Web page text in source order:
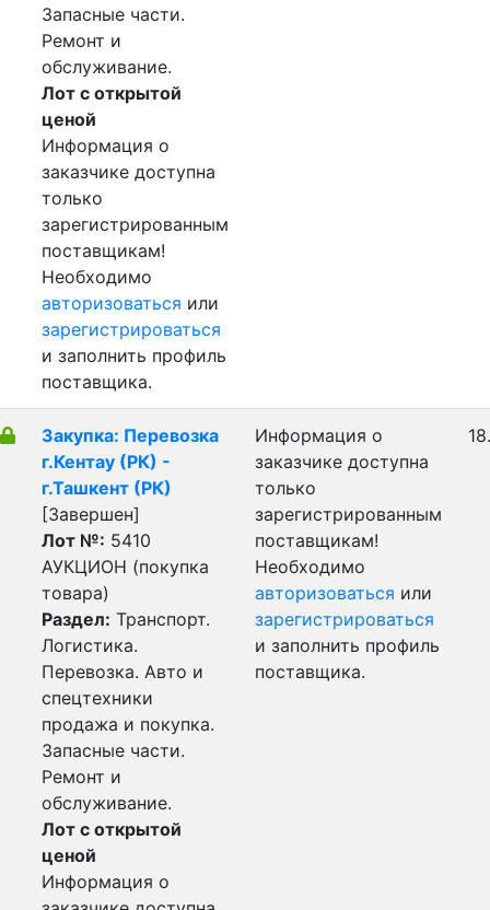
Запасные части.
Ремонт и
обслуживание.
Лот с открытой
ценой
Информация о
заказчике доступна
только
зарегистрированным
поставщикам!
Необходимо
авторизоваться или
зарегистрироваться
и заполнить профиль
поставщика.
Закупка: Перевозка
г.Кентау (РК) -
г.Ташкент (РК)
[Завершен]
Лот №: 5410
АУКЦИОН (покупка
товара)
Раздел: Транспорт.
Логистика.
Перевозка. Авто и
спецтехники
продажа и покупка.
Запасные части.
Ремонт и
обслуживание.
Лот с открытой
ценой
Информация о
Информация о
заказчике доступна
только
зарегистрированным
поставщикам!
Необходимо
авторизоваться или
зарегистрироваться
и заполнить профиль
поставщика.